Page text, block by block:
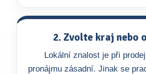
2. Zvolte kraj nebo
Lokální znalost je při
pronájmu zásadní. Jinak se